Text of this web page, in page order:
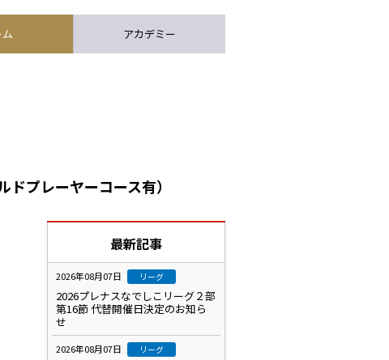
アカデミー
プレーヤーコース有）
最新記事
2026年08月07日 リーグ
2026プレナスなでしこリーグ２部
第16節 代替開催日決定のお知ら
せ
2026年08月07日 リーグ